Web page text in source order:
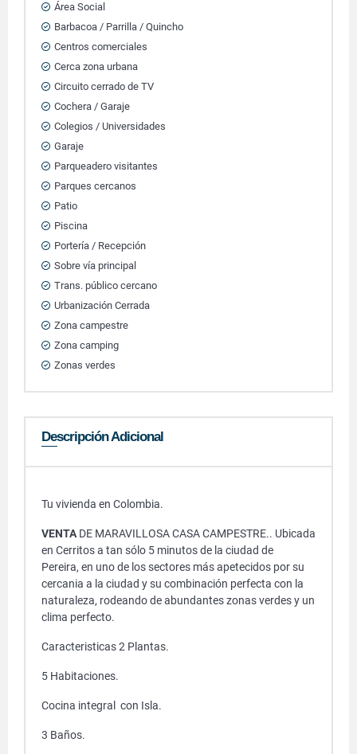
Área Social
Barbacoa / Parrilla / Quincho
Centros comerciales
Cerca zona urbana
Circuito cerrado de TV
Cochera / Garaje
Colegios / Universidades
Garaje
Parqueadero visitantes
Parques cercanos
Patio
Piscina
Portería / Recepción
Sobre vía principal
Trans. público cercano
Urbanización Cerrada
Zona campestre
Zona camping
Zonas verdes
Descripción Adicional
Tu vivienda en Colombia.
VENTA DE MARAVILLOSA CASA CAMPESTRE.. Ubicada
en Cerritos a tan sólo 5 minutos de la ciudad de
Pereira, en uno de los sectores más apetecidos por su
cercania a la ciudad y su combinación perfecta con la
naturaleza, rodeando de abundantes zonas verdes y un
clima perfecto.
Caracteristicas 2 Plantas.
5 Habitaciones.
Cocina integral con Isla.
3 Baños.